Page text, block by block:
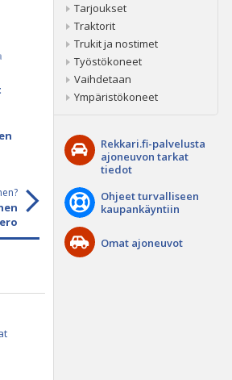
Tarjoukset
Traktorit
Trukit ja nostimet
Työstökoneet
Vaihdetaan
Ympäristökoneet
Rekkari.fi-palvelusta
ajoneuvon tarkat
tiedot
Ohjeet turvalliseen
kaupankäyntiin
Omat ajoneuvot